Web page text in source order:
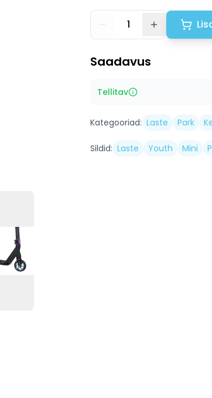
1
Saadavus
Tellitav
Kategooriad: Laste Park
Sildid: Laste Youth Mini